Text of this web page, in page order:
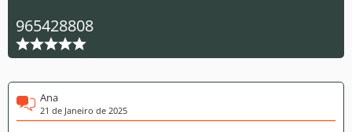
965428808
Ana
21 de Janeiro de 2025